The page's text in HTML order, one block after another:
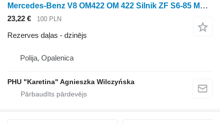
Mercedes-Benz V8 OM422 OM 422 Silnik ZF S6-85 Moc 206Kw dzinējs
23,22 € 100 PLN
Rezerves daļas - dzinējs
Polija, Opalenica
PHU "Karetina" Agnieszka Wilczyńska